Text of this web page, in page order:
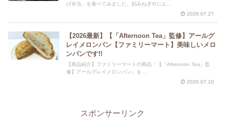
げ弁当」を食べてみました。刻みねぎやにん...
2026.07.27
【2026最新】【「Afternoon Tea」監修】アールグ
レイメロンパン【ファミリーマート】美味しいメロ
ンパンです!!
【商品紹介】ファミリーマートの商品「【「Afternoon Tea」監
修】アールグレイメロンパン」を...
2026.07.10
スポンサーリンク